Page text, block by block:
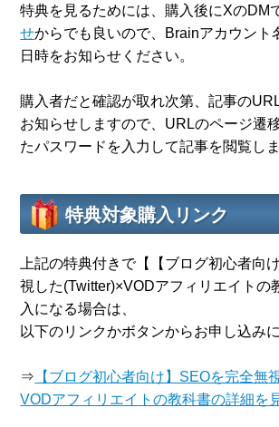
特典を見るためには、購入後にXのDM
せからでも良いので、Brainアカウント
日時をお知らせください。
購入者だと確認が取れ次第、記事の
お知らせしますので、URLのページ遷
たパスワードを入力して記事を閲覧しま
特典対象購入リンク
上記の特典付きで【【ブログ初心者向
視した(Twitter)×VODアフィリエイトの
入になる場合は、
以下のリンクかボタンからお申し込み
⇒ 【ブログ初心者向け】SEOを完全無
VODアフィリエイトの教科書の詳細を